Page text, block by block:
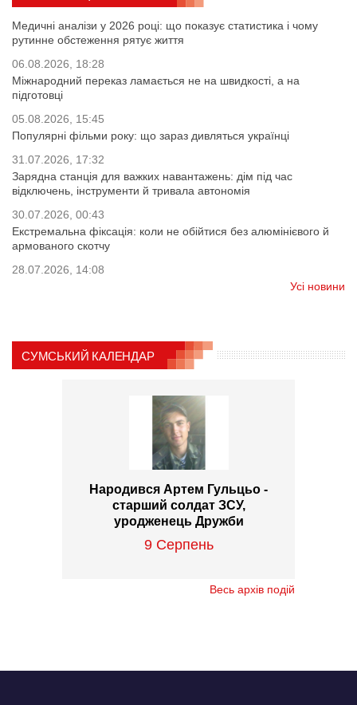
Медичні аналізи у 2026 році: що показує статистика і чому
рутинне обстеження рятує життя
06.08.2026, 18:28
Міжнародний переказ ламається не на швидкості, а на
підготовці
05.08.2026, 15:45
Популярні фільми року: що зараз дивляться українці
31.07.2026, 17:32
Зарядна станція для важких навантажень: дім під час
відключень, інструменти й тривала автономія
30.07.2026, 00:43
Екстремальна фіксація: коли не обійтися без алюмінієвого й
армованого скотчу
28.07.2026, 14:08
Усі новини
СУМСЬКИЙ КАЛЕНДАР
Народився Артем Гульцьо -
старший солдат ЗСУ,
уродженець Дружби
9 Серпень
Весь архів подій